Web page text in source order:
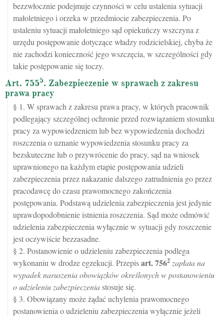
bezzwłocznie podejmuje czynności w celu ustalenia sytuacji
małoletniego i orzeka w przedmiocie zabezpieczenia. Po
ustaleniu sytuacji małoletniego sąd opiekuńczy wszczyna z
urzędu postępowanie dotyczące władzy rodzicielskiej, chyba że
nie zachodzi konieczność jego wszczęcia, w szczególności gdy
takie postępowanie się toczy.
Art. 7555. Zabezpieczenie w sprawach z zakresu
prawa pracy
§ 1. W sprawach z zakresu prawa pracy, w których pracownik
podlegający szczególnej ochronie przed rozwiązaniem stosunku
pracy za wypowiedzeniem lub bez wypowiedzenia dochodzi
roszczenia o uznanie wypowiedzenia stosunku pracy za
bezskuteczne lub o przywrócenie do pracy, sąd na wniosek
uprawnionego na każdym etapie postępowania udzieli
zabezpieczenia przez nakazanie dalszego zatrudnienia go przez
pracodawcę do czasu prawomocnego zakończenia
postępowania. Podstawą udzielenia zabezpieczenia jest jedynie
uprawdopodobnienie istnienia roszczenia. Sąd może odmówić
udzielenia zabezpieczenia wyłącznie w sytuacji gdy roszczenie
jest oczywiście bezzasadne.
§ 2. Postanowienie o udzieleniu zabezpieczenia podlega
wykonaniu w drodze egzekucji. Przepisart.7562 zapłata na
wypadek naruszenia obowiązków określonych w postanowieniu
o udzieleniu zabezpieczeniastosuje się.
§ 3. Obowiązany może żądać uchylenia prawomocnego
postanowienia o udzieleniu zabezpieczenia wyłącznie jeżeli